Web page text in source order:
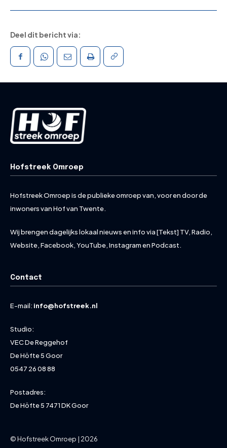
Deel dit bericht via:
Hofstreek Omroep
Hofstreek Omroep is de publieke omroep van, voor en door de
inwoners van Hof van Twente.
Wij brengen dagelijks lokaal nieuws en info via [Tekst] TV, Radio,
Website, Facebook, YouTube, Instagram en Podcast.
Contact
E-mail: info@hofstreek.nl
Studio:
VEC De Reggehof
De Höfte 5 Goor
0547 26 08 88
Postadres:
De Höfte 5 7471 DK Goor
© Hofstreek Omroep | 2026